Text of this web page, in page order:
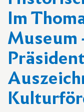
Im
Museum